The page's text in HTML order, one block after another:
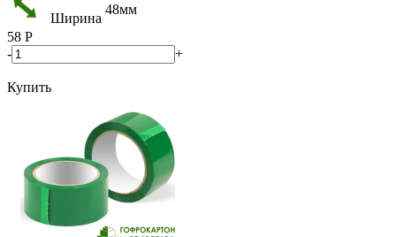
Ширина
48мм
58 Р
-
+
Купить